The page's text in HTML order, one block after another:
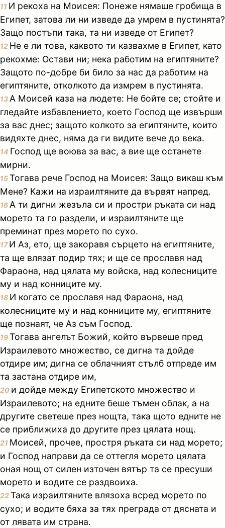
11 И рекоха на Моисея: Понеже нямаше гробища в
Египет, затова ли ни изведе да умрем в пустинята?
Защо постъпи така, та ни изведе от Египет?
12 Не е ли това, каквото ти казвахме в Египет, като
рекохме: Остави ни; нека работим на египтяните?
Защото по-добре би било за нас да работим на
египтяните, отколкото да измрем в пустинята.
13 А Моисей каза на людете: Не бойте се; стойте и
гледайте избавлението, което Господ ще извърши
за вас днес; защото колкото за египтяните, които
видяхте днес, няма да ги видите вече до века.
14 Господ ще воюва за вас, а вие ще останете
мирни.
15Тогава рече Господ на Моисея: Защо викаш към
Мене? Кажи на израилтяните да вървят напред.
16 А ти дигни жезъла си и простри ръката си над
морето та го раздели, и израилтяните ще
преминат през морето по сухо.
17И Аз, ето, ще закоравя сърцето на египтяните,
та ще влязат подир тях; и ще се прославя над
Фараона, над цялата му войска, над колесниците
му и над конниците му.
18 И когато се прославя над Фараона, над
колесниците му и над конниците му, египтяните
ще познаят, че Аз съм Господ.
19Тогава ангелът Божий, който вървеше пред
Израилевото множество, се дигна та дойде
отдире им; дигна се облачният стълб отпреде им
та застана отдире им,
20 и дойде между Египетското множество и
Израилевото; на едните беше тъмен облак, а на
другите светеше през нощта, така щото едните не
се приближиха до другите през цялата нощ.
21 Моисей, прочее, простря ръката си над морето;
и Господ направи да се оттегля морето цялата
оная нощ от силен източен вятър та се пресуши
морето и водите се раздвоиха.
22Така израилтяните влязоха всред морето по
сухо; и водите бяха за тях преграда от дясната и
от лявата им страна.